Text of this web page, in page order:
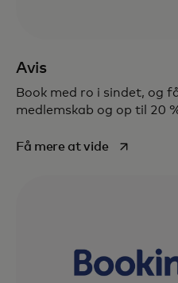
Avis
Book med ro i sindet, og
medlemskab og op til 20
Få mere at videopens in a